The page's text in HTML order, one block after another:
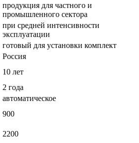
продукция для частного и
промышленного сектора
при средней интенсивности
эксплуатации
готовый для установки комплект
Россия
10 лет
2 года
автоматическое
900
2200